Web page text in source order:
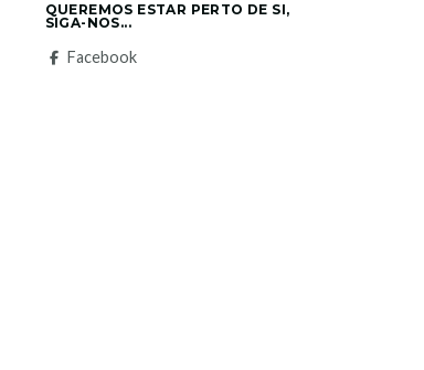
QUEREMOS ESTAR PERTO DE SI,
SIGA-NOS...
Facebook